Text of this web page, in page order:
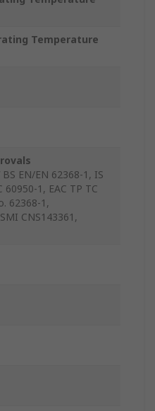
Temperature
EN/EN 62368-1, IS
60950-1, EAC TP TC
62368-1,
CNS143361,